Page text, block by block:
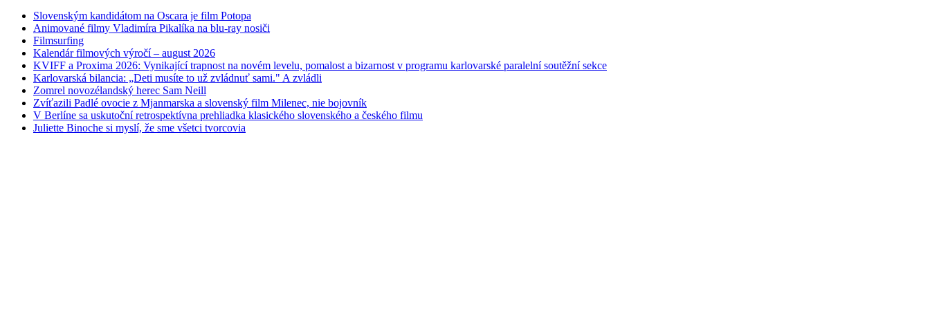
Slovenským kandidátom na Oscara je film Potopa
Animované filmy Vladimíra Pikalíka na blu-ray nosiči
Filmsurfing
Kalendár filmových výročí – august 2026
KVIFF a Proxima 2026: Vynikající trapnost na novém levelu, pomalost a bizarnost v programu karlovarské paralelní soutěžní sekce
Karlovarská bilancia: „Deti musíte to už zvládnuť sami." A zvládli
Zomrel novozélandský herec Sam Neill
Zvíťazili Padlé ovocie z Mjanmarska a slovenský film Milenec, nie bojovník
V Berlíne sa uskutoční retrospektívna prehliadka klasického slovenského a českého filmu
Juliette Binoche si myslí, že sme všetci tvorcovia